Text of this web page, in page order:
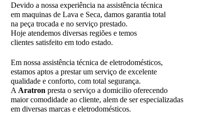
Devido a nossa experiência na assistência técnica
em maquinas de Lava e Seca, damos garantia total
na peça trocada e no serviço prestado.
Hoje atendemos diversas regiões e temos
clientes satisfeito em todo estado.
Em nossa assistência técnica de eletrodomésticos,
estamos aptos a prestar um serviço de excelente
qualidade e conforto, com total segurança.
AAratron presta o serviço a domicilio oferecendo
maior comodidade ao cliente, alem de ser especializadas
em diversas marcas e eletrodomésticos.